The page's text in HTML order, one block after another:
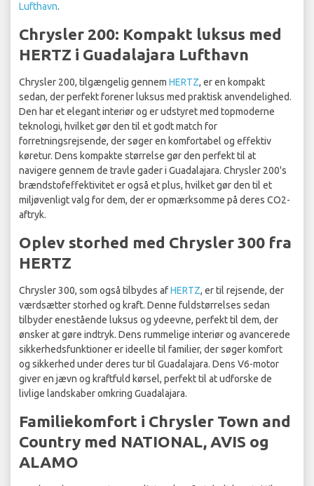
Lufthavn.
Chrysler 200: Kompakt luksus med
HERTZ i Guadalajara Lufthavn
Chrysler 200, tilgængelig gennem HERTZ, er en kompakt
sedan, der perfekt forener luksus med praktisk anvendelighed.
Den har et elegant interiør og er udstyret med topmoderne
teknologi, hvilket gør den til et godt match for
forretningsrejsende, der søger en komfortabel og effektiv
køretur. Dens kompakte størrelse gør den perfekt til at
navigere gennem de travle gader i Guadalajara. Chrysler 200's
brændstofeffektivitet er også et plus, hvilket gør den til et
miljøvenligt valg for dem, der er opmærksomme på deres CO2-
aftryk.
Oplev storhed med Chrysler 300 fra
HERTZ
Chrysler 300, som også tilbydes afHERTZ, er til rejsende, der
værdsætter storhed og kraft. Denne fuldstørrelses sedan
tilbyder enestående luksus og ydeevne, perfekt til dem, der
ønsker at gøre indtryk. Dens rummelige interiør og avancerede
sikkerhedsfunktioner er ideelle til familier, der søger komfort
og sikkerhed under deres tur til Guadalajara. Dens V6-motor
giver en jævn og kraftfuld kørsel, perfekt til at udforske de
livlige landskaber omkring Guadalajara.
Familiekomfort i Chrysler Town and
Country med NATIONAL, AVIS og
ALAMO